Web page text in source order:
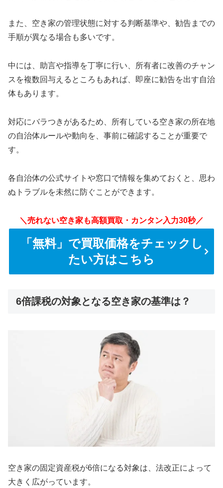
また、空き家の管理状態に対する判断基準や、勧告までの
手順が異なる場合も多いです。
中には、助言や指導を丁寧に行い、所有者に改善のチャン
スを複数回与えるところもあれば、即座に勧告を出す自治
体もあります。
対応にバラつきがあるため、所有している空き家の所在地
の自治体ルールや動向を、事前に確認することが重要で
す。
各自治体の公式サイトや窓口で情報を集めておくと、思わ
ぬトラブルを未然に防ぐことができます。
＼売れない空き家も高額買取・カンタン入力30秒／
「無料」で買取価格をチェックし
たい方はこちら
6倍課税の対象となる空き家の基準は？
空き家の固定資産税が6倍になる対象は、法改正によって
大きく広がっています。